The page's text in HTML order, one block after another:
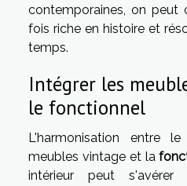
contemporaines, on peut
fois riche en histoire et
temps.
Intégrer les
le fonctionnel
L'harmonisation entre
meubles vintage et la
intérieur peut s'avérer